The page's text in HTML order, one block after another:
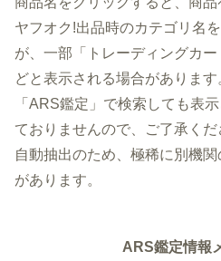
ヤフオク!出品時のカテゴリ名
が、一部「トレーディングカ
どと表示される場合があります
「ARS鑑定」で検索しても表
ておりませんので、ご了承くだ
自動抽出のため、極稀に別機
があります。
ARS鑑定情報